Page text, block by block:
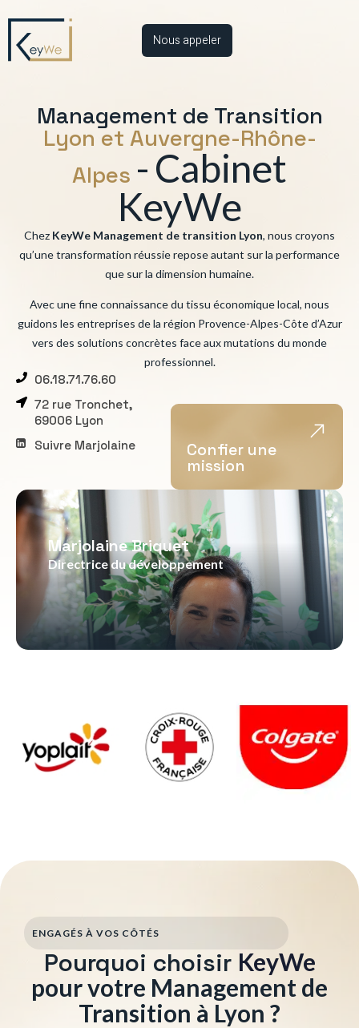
Nous appeler
Management de Transition
Lyon et Auvergne-Rhône-
Alpes -Cabinet
KeyWe
Chez KeyWe Management de transition Lyon, nous croyons
qu’une transformation réussie repose autant sur la performance
que sur la dimension humaine.
Avec une fine connaissance du tissu économique local, nous
guidons les entreprises de la région Provence-Alpes-Côte d’Azur
vers des solutions concrètes face aux mutations du monde
professionnel.
06.18.71.76.60
72 rue Tronchet,
69006 Lyon
Suivre Marjolaine
Confier une
mission
Marjolaine Briquet
Directrice du développement
ENGAGÉS À VOS CÔTÉS
Pourquoi choisir KeyWe
pour votre Management de
Transition à Lyon ?